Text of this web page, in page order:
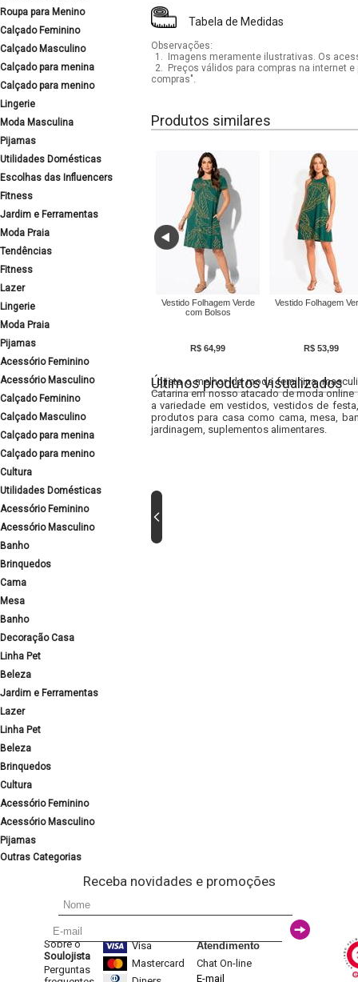
Roupa para Menino
Calçado Feminino
Calçado Masculino
Calçado para menina
Calçado para menino
Lingerie
Moda Masculina
Pijamas
Utilidades Domésticas
Escolhas das Influencers
Fitness
Jardim e Ferramentas
Moda Praia
Tendências
Fitness
Lazer
Lingerie
Moda Praia
Pijamas
Acessório Feminino
Acessório Masculino
Calçado Feminino
Calçado Masculino
Calçado para menina
Calçado para menino
Cultura
Utilidades Domésticas
Acessório Feminino
Acessório Masculino
Banho
Brinquedos
Cama
Mesa
Banho
Decoração Casa
Linha Pet
Beleza
Jardim e Ferramentas
Lazer
Linha Pet
Beleza
Brinquedos
Cultura
Acessório Feminino
Acessório Masculino
Pijamas
Outras Categorias
Tabela de Medidas
Observações:
1.
Imagens meramente ilustrativas. Os
2.
Preços válidos para compras na internet
compras".
Produtos similares
Vestido Folhagem Verde
com Bolsos
R$ 64,99
Vestido Folhagem
R$ 53,99
Últimos produtos visualizados
Lojista o melhor da moda feminina,
Catarina em nosso atacado de moda
a variedade em vestidos, vestidos de
produtos para casa como cama, mesa,
jardinagem, suplementos alimentares.
Receba novidades e promoções
Sobre o
Soulojista
Perguntas
Visa
Mastercard
Atendimento
Chat On-line
E-mail